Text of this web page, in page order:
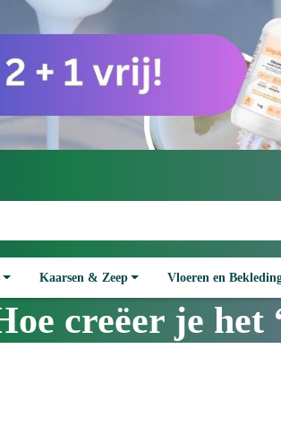
Kaarsen & Zeep Vloeren en
creëer je het